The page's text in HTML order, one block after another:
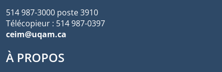
514 987-3000 poste 3910
Télécopieur : 514 987-0397
ceim@uqam.ca
À PROPOS